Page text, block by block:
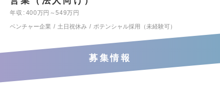
年収
400万円～549万円
ベンチャー企業
土日祝休み ポテンシャル採用（未経験可）
募集情報